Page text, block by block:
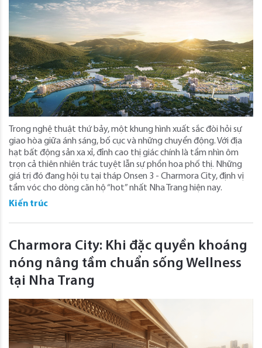
Trong nghệ thuật thứ bảy, một khung hình xuất sắc đòi hỏi sự
giao hòa giữa ánh sáng, bố cục và những chuyển động. Với địa
hạt bất động sản xa xỉ, đỉnh cao thị giác chính là tầm nhìn ôm
trọn cả thiên nhiên trác tuyệt lẫn sự phồn hoa phố thị. Những
giá trị đó đang hội tụ tại tháp Onsen 3 - Charmora City, định vị
tầm vóc cho dòng căn hộ “hot” nhất Nha Trang hiện nay.
Kiến trúc
Charmora City: Khi đặc quyền khoáng
nóng nâng tầm chuẩn sống Wellness
tại Nha Trang